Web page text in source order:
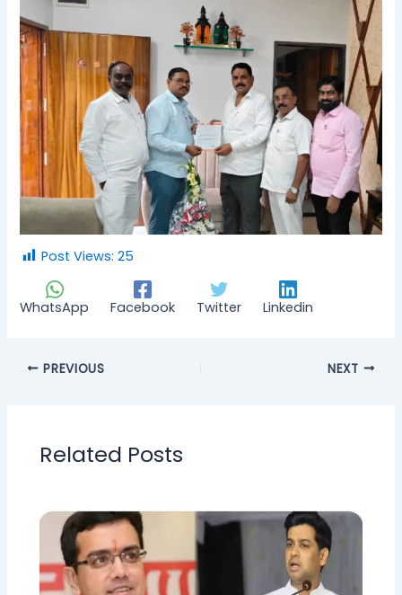
Post Views: 25
WhatsApp Facebook Twitter Linkedin
PREVIOUS NEXT
Related Posts